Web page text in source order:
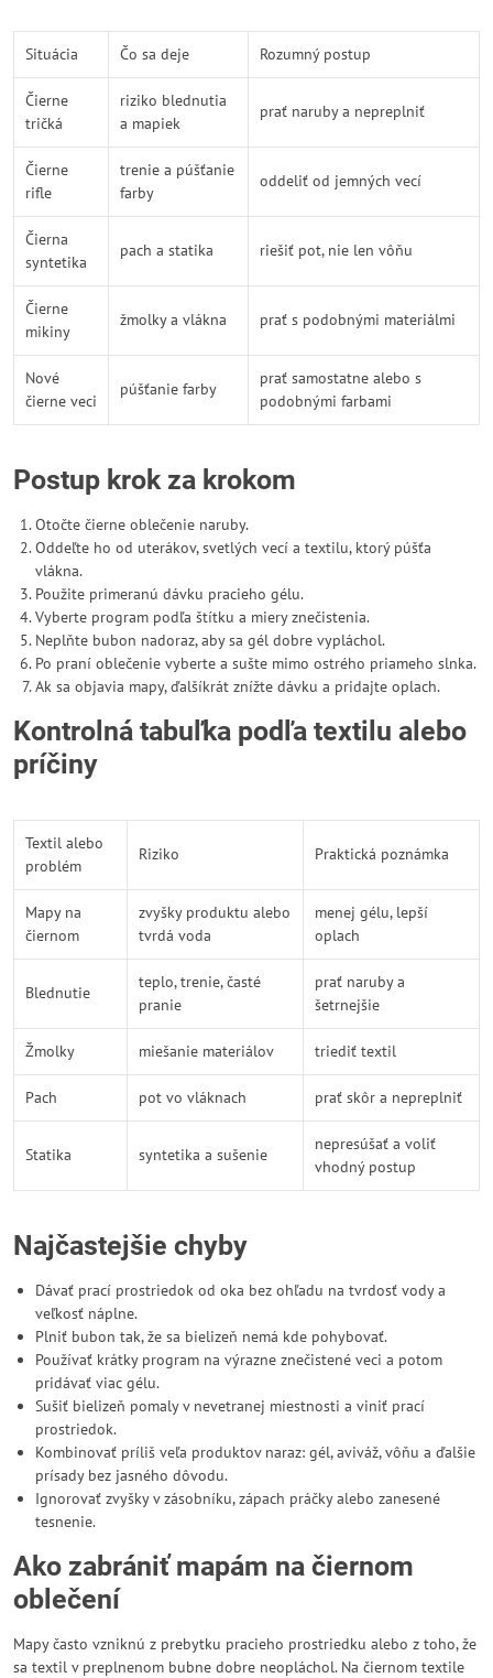
Situácia Čo sa deje Rozumný postup
Čierne
tričká
riziko blednutia
a mapiek
prať naruby a nepreplniť
Čierne
rifle
trenie a púšťanie
farby
oddeliť od jemných vecí
Čierna
syntetika
pach a statika riešiť pot, nie len vôňu
Čierne
mikiny
žmolky a vlákna prať s podobnými materiálmi
Nové
čierne veci
púšťanie farby
prať samostatne alebo s
podobnými farbami
Postup krok za krokom
Otočte čierne oblečenie naruby.
Oddeľte ho od uterákov, svetlých vecí a textilu, ktorý púšťa
vlákna.
Použite primeranú dávku pracieho gélu.
Vyberte program podľa štítku a miery znečistenia.
Neplňte bubon nadoraz, aby sa gél dobre vypláchol.
Po praní oblečenie vyberte a sušte mimo ostrého priameho slnka.
Ak sa objavia mapy, ďalšíkrát znížte dávku a pridajte oplach.
Kontrolná tabuľka podľa textilu alebo
príčiny
Textil alebo
problém
Riziko Praktická poznámka
Mapy na
čiernom
zvyšky produktu alebo
tvrdá voda
menej gélu, lepší
oplach
Blednutie
teplo, trenie, časté
pranie
prať naruby a
šetrnejšie
Žmolky miešanie materiálov triediť textil
Pach pot vo vláknach prať skôr a nepreplniť
Statika syntetika a sušenie
nepresúšať a voliť
vhodný postup
Najčastejšie chyby
Dávať prací prostriedok od oka bez ohľadu na tvrdosť vody a
veľkosť náplne.
Plniť bubon tak, že sa bielizeň nemá kde pohybovať.
Používať krátky program na výrazne znečistené veci a potom
pridávať viac gélu.
Sušiť bielizeň pomaly v nevetranej miestnosti a viniť prací
prostriedok.
Kombinovať príliš veľa produktov naraz: gél, aviváž, vôňu a ďalšie
prísady bez jasného dôvodu.
Ignorovať zvyšky v zásobníku, zápach práčky alebo zanesené
tesnenie.
Ako zabrániť mapám na čiernom
oblečení
Mapy často vzniknú z prebytku pracieho prostriedku alebo z toho, že
sa textil v preplnenom bubne dobre neopláchol. Na čiernom textile